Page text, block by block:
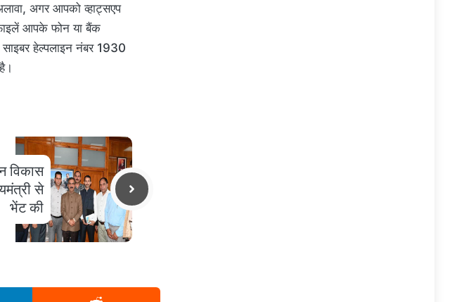
अगर आपको व्हाट्सएप
आपके फोन या बैंक
हेल्पलाइन नंबर 1930
विकास
से
भेंट की